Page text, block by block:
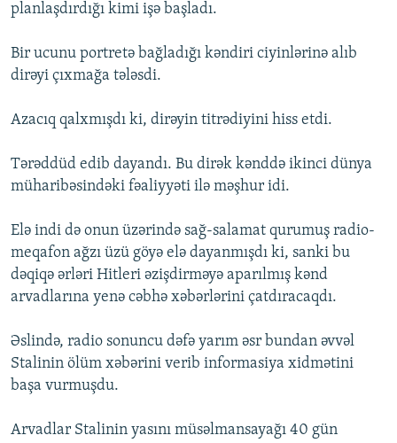
planlaşdırdığı kimi işə başladı.
Bir ucunu portretə bağladığı kəndiri ciyinlərinə alıb
dirəyi çıxmağa tələsdi.
Azacıq qalxmışdı ki, dirəyin titrədiyini hiss etdi.
Tərəddüd edib dayandı. Bu dirək kənddə ikinci dünya
müharibəsindəki fəaliyyəti ilə məşhur idi.
Elə indi də onun üzərində sağ-salamat qurumuş radio-
meqafon ağzı üzü göyə elə dayanmışdı ki, sanki bu
dəqiqə ərləri Hitleri əzişdirməyə aparılmış kənd
arvadlarına yenə cəbhə xəbərlərini çatdıracaqdı.
Əslində, radio sonuncu dəfə yarım əsr bundan əvvəl
Stalinin ölüm xəbərini verib informasiya xidmətini
başa vurmuşdu.
Arvadlar Stalinin yasını müsəlmansayağı 40 gün